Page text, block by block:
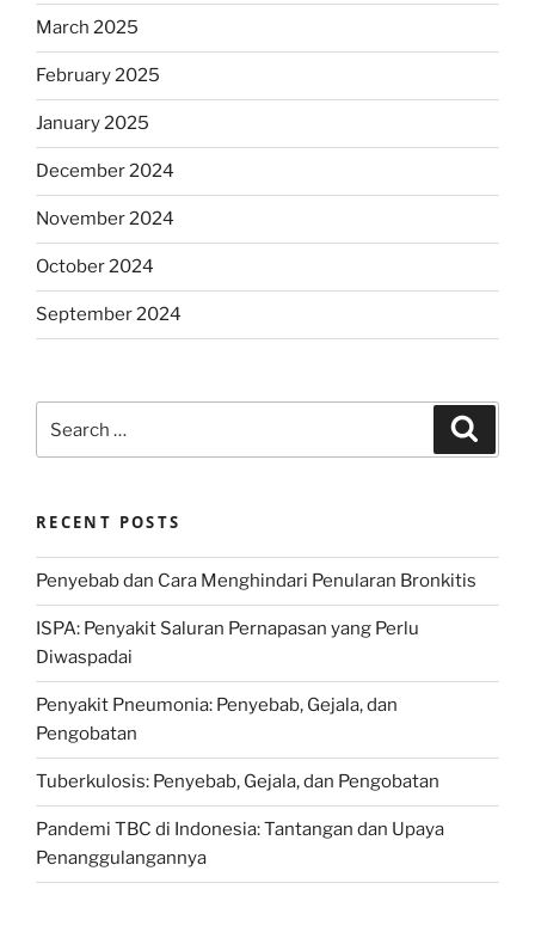
March 2025
February 2025
January 2025
December 2024
November 2024
October 2024
September 2024
for:
RECENT POSTS
Penyebab dan Cara Menghindari Penularan Bronkitis
ISPA: Penyakit Saluran Pernapasan yang Perlu
Diwaspadai
Penyakit Pneumonia: Penyebab, Gejala, dan
Pengobatan
Tuberkulosis: Penyebab, Gejala, dan Pengobatan
Pandemi TBC di Indonesia: Tantangan dan Upaya
Penanggulangannya